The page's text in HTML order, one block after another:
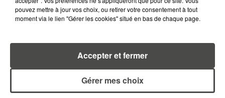
RETROUVEZ TOUTE L'ACTU DE LA RÉGION ET
RECEVEZ LES ALERTES INFOS DE LA RÉDACTION
EN TÉLÉCHARGEANT L'APPLICATION MOBILE
LA RÉDACTION Voir toute l'équipe RCA
pouvez mettre à jour vos choix, ou retirer votre consentement à tout
moment via le lien "Gérer les cookies" situé en bas de chaque page.
Gérer mes choix
Accepter et fermer